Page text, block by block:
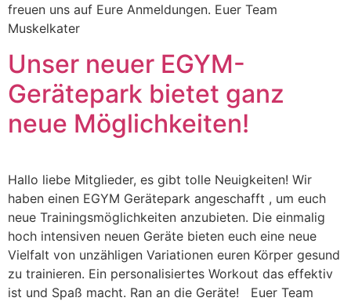
freuen uns auf Eure Anmeldungen. Euer Team
Muskelkater
Unser neuer EGYM-
Gerätepark bietet ganz
neue Möglichkeiten!
Hallo liebe Mitglieder, es gibt tolle Neuigkeiten! Wir
haben einen EGYM Gerätepark angeschafft , um euch
neue Trainingsmöglichkeiten anzubieten. Die einmalig
hoch intensiven neuen Geräte bieten euch eine neue
Vielfalt von unzähligen Variationen euren Körper gesund
zu trainieren. Ein personalisiertes Workout das effektiv
ist und Spaß macht. Ran an die Geräte! Euer Team